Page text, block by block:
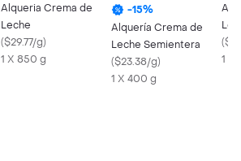
Alqueria Crema de
Leche
($29.77/g)
1 X 850 g
-15%
Alquería Crema de
Leche Semientera
($23.38/g)
1 X 400 g
(
1 X